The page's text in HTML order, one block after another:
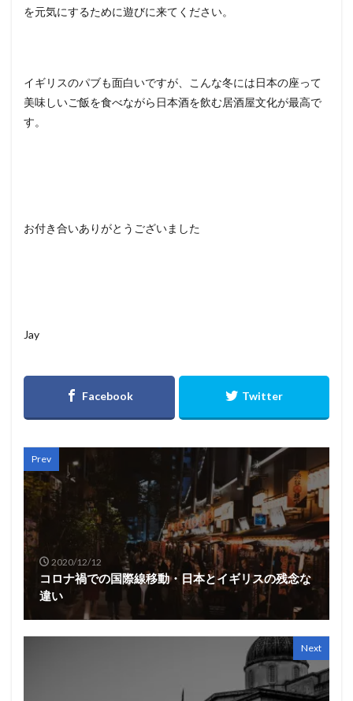
を元気にするために遊びに来てください。
イギリスのパブも面白いですが、こんな冬には日本の座って
美味しいご飯を食べながら日本酒を飲む居酒屋文化が最高で
す。
お付き合いありがとうございました
Jay
Prev
2020/12/12
コロナ禍での国際線移動・日本とイギリスの残念な
違い
Next